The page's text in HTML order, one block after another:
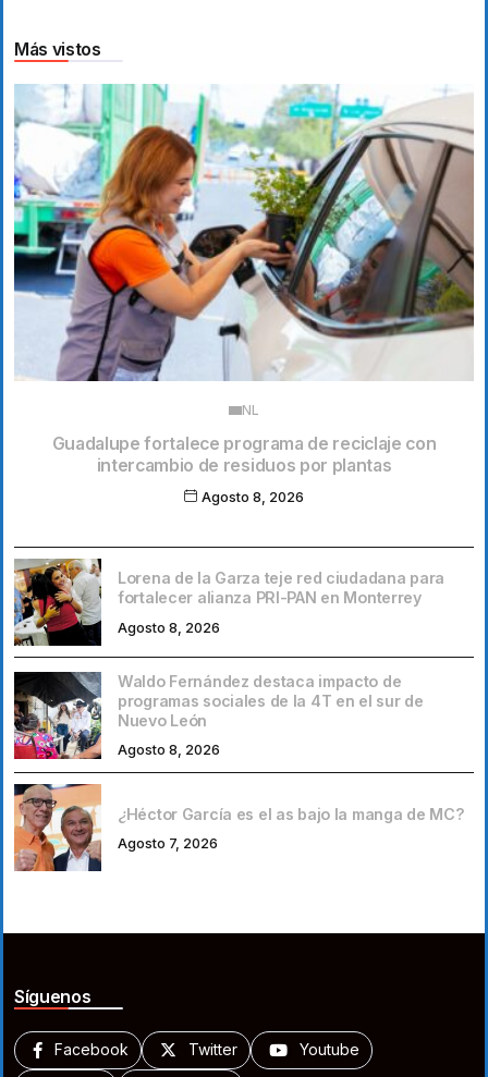
Más vistos
NL
Guadalupe fortalece programa de reciclaje con
intercambio de residuos por plantas
Agosto 8, 2026
Lorena de la Garza teje red ciudadana para
fortalecer alianza PRI-PAN en Monterrey
Agosto 8, 2026
Waldo Fernández destaca impacto de
programas sociales de la 4T en el sur de
Nuevo León
Agosto 8, 2026
¿Héctor García es el as bajo la manga de MC?
Agosto 7, 2026
Síguenos
Facebook Twitter Youtube